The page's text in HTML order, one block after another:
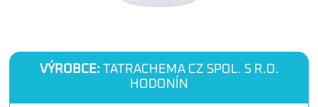
VÝROBCE: TATRACHEMA CZ SPOL. S R.O.
HODONÍN